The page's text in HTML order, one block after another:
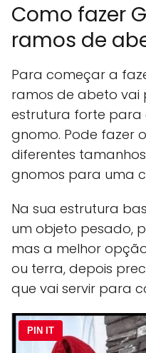
Como fazer
ramos de
Para começar a
ramos de abeto vai
estrutura forte para
gnomo. Pode fazer
diferentes
gnomos para uma
Na sua estrutura
um objeto pesado,
mas a melhor
ou terra, depois
que vai servir para
PIN IT